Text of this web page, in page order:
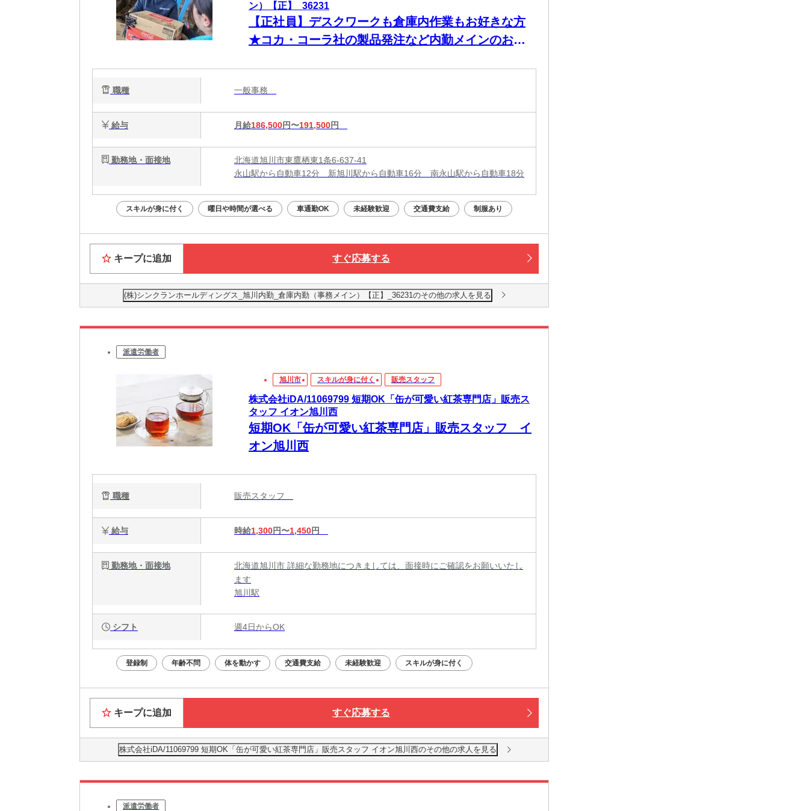
ン）【正】_36231
【正社員】デスクワークも倉庫内作業もお好きな方
★コカ・コーラ社の製品発注など内勤メインのお仕
職種 一般事務
給与 月給186,500円〜191,500円
勤務地・面接地
北海道旭川市東鷹栖東1条6-637-41
永山駅から自動車12分 新旭川駅から自動車16分 南永山駅から自動車18分
スキルが身に付く 曜日や時間が選べる 車通勤OK 未経験歓迎 交通費支給 制服あり
キープに追加 すぐ応募する
(株)シンクランホールディングス_旭川内勤_倉庫内勤（事務メイン）【正】_36231のその他の求人を見る
派遣労働者
旭川市 スキルが身に付く 販売スタッフ
株式会社iDA/11069799 短期OK「缶が可愛い紅茶専門店」販売ス
タッフ イオン旭川西
短期OK「缶が可愛い紅茶専門店」販売スタッフ イ
オン旭川西
職種 販売スタッフ
給与 時給1,300円〜1,450円
勤務地・面接地
北海道旭川市 詳細な勤務地につきましては、面接時にご確認をお願いいたし
ます
旭川駅
シフト 週4日からOK
登録制 年齢不問 体を動かす 交通費支給 未経験歓迎 スキルが身に付く
キープに追加 すぐ応募する
株式会社iDA/11069799 短期OK「缶が可愛い紅茶専門店」販売スタッフ イオン旭川西のその他の求人を見る
派遣労働者